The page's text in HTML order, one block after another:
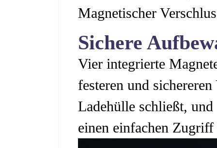
Magnetischer
Sichere
Vier integrierte
festeren und
Ladehülle schließt,
einen einfachen